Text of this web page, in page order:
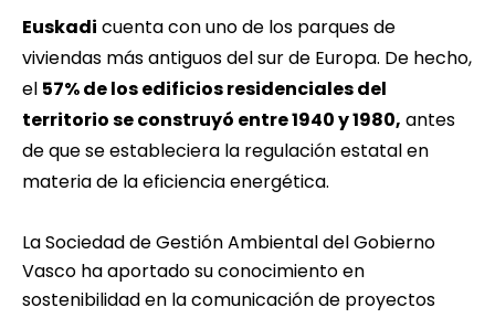
Euskadi cuenta con uno de los parques de
viviendas más antiguos del sur de Europa. De hecho,
el 57% de los edificios residenciales del
territorio se construyó entre 1940 y 1980, antes
de que se estableciera la regulación estatal en
materia de la eficiencia energética.
La Sociedad de Gestión Ambiental del Gobierno
Vasco ha aportado su conocimiento en
sostenibilidad en la comunicación de proyectos